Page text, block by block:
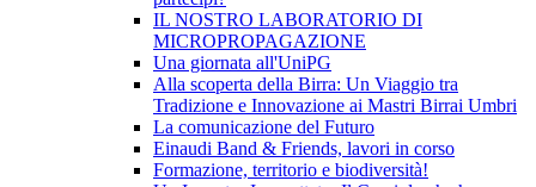
IL NOSTRO LABORATORIO DI
MICROPROPAGAZIONE
Una giornata all'UniPG
Alla scoperta della Birra: Un Viaggio tra
Tradizione e Innovazione ai Mastri Birrai Umbri
La comunicazione del Futuro
Einaudi Band & Friends, lavori in corso
Formazione, territorio e biodiversità!